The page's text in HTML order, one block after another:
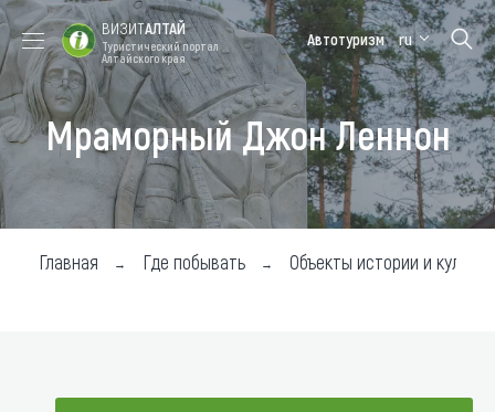
Форум VISIT
ALTAI
Цветение
маральника
Медицинский
форум
Алтайская
зимовка
Где поесть
ВИЗИТАЛТАЙ
Туристический портал
Алтайского края
Автотуризм ru
Мраморный Джон Леннон
Главная Где побывать Объекты истории и